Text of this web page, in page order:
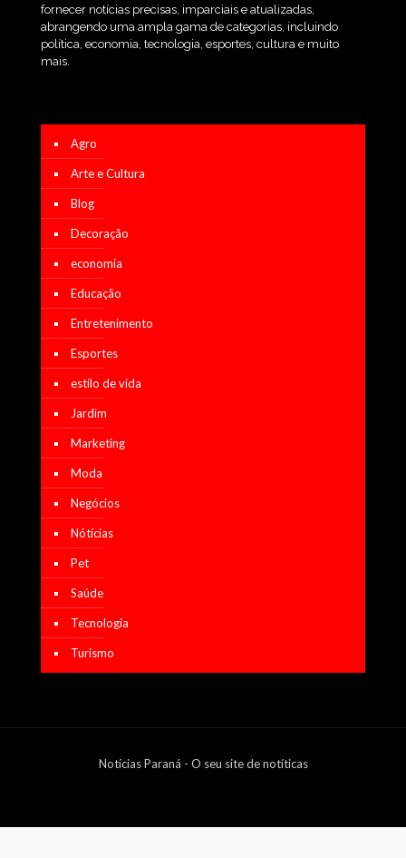
fornecer notícias precisas, imparciais e atualizadas,
abrangendo uma ampla gama de categorias, incluindo
política, economia, tecnologia, esportes, cultura e muito
mais.
Agro
Arte e Cultura
Blog
Decoração
economia
Educação
Entretenimento
Esportes
estilo de vida
Jardim
Marketing
Moda
Negócios
Nótícias
Pet
Saúde
Tecnologia
Turismo
Notícias Paraná - O seu site de notíticas